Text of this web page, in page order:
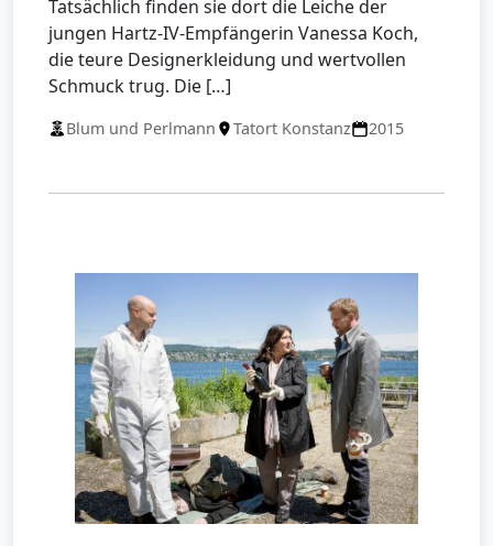
Tatsächlich finden sie dort die Leiche der
jungen Hartz-IV-Empfängerin Vanessa Koch,
die teure Designerkleidung und wertvollen
Schmuck trug. Die […]
Blum und Perlmann Tatort Konstanz 2015